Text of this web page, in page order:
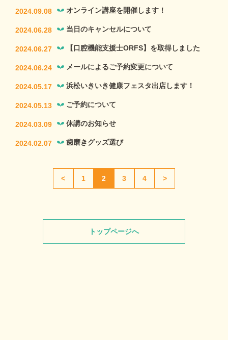
2024.09.08 オンライン講座を開催します！
2024.06.28 当日のキャンセルについて
2024.06.27 【口腔機能支援士ORFS】を取得しました
2024.06.24 メールによるご予約変更について
2024.05.17 浜松いきいき健康フェスタ出店します！
2024.05.13 ご予約について
2024.03.09 休講のお知らせ
2024.02.07 歯磨きグッズ選び
< 1 2 3 4 >
トップページへ